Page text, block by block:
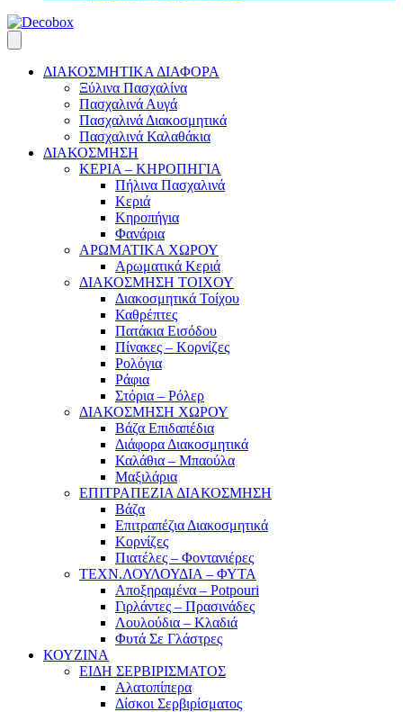
ΔΙΑΚΟΣΜΗΤΙΚΑ ΔΙΑΦΟΡΑ
Ξύλινα Πασχαλίνα
Πασχαλινά Αυγά
Πασχαλινά Διακοσμητικά
Πασχαλινά Καλαθάκια
ΔΙΑΚΟΣΜΗΣΗ
ΚΕΡΙΑ – ΚΗΡΟΠΗΓΙΑ
Πήλινα Πασχαλινά
Κεριά
Κηροπήγια
Φανάρια
ΑΡΩΜΑΤΙΚΑ ΧΩΡΟΥ
Αρωματικά Κεριά
ΔΙΑΚΟΣΜΗΣΗ ΤΟΙΧΟΥ
Διακοσμητικά Τοίχου
Καθρέπτες
Πατάκια Εισόδου
Πίνακες – Κορνίζες
Ρολόγια
Ράφια
Στόρια – Ρόλερ
ΔΙΑΚΟΣΜΗΣΗ ΧΩΡΟΥ
Βάζα Επιδαπέδια
Διάφορα Διακοσμητικά
Καλάθια – Μπαούλα
Μαξιλάρια
ΕΠΙΤΡΑΠΕΖΙΑ ΔΙΑΚΟΣΜΗΣΗ
Βάζα
Επιτραπέζια Διακοσμητικά
Κορνίζες
Πιατέλες – Φοντανιέρες
ΤΕΧΝ.ΛΟΥΛΟΥΔΙΑ – ΦΥΤΑ
Αποξηραμένα – Potpouri
Γιρλάντες – Πρασινάδες
Λουλούδια – Κλαδιά
Φυτά Σε Γλάστρες
ΚΟΥΖΙΝΑ
ΕΙΔΗ ΣΕΡΒΙΡΙΣΜΑΤΟΣ
Αλατοπίπερα
Δίσκοι Σερβιρίσματος